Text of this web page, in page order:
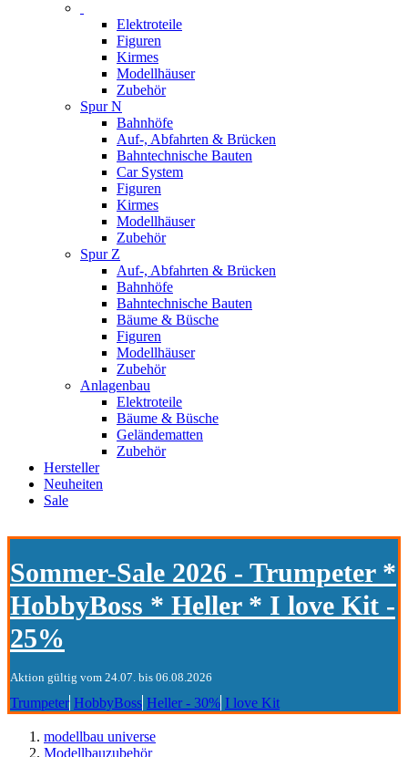
Elektroteile
Figuren
Kirmes
Modellhäuser
Zubehör
Spur N
Bahnhöfe
Auf-, Abfahrten & Brücken
Bahntechnische Bauten
Car System
Figuren
Kirmes
Modellhäuser
Zubehör
Spur Z
Auf-, Abfahrten & Brücken
Bahnhöfe
Bahntechnische Bauten
Bäume & Büsche
Figuren
Modellhäuser
Zubehör
Anlagenbau
Elektroteile
Bäume & Büsche
Geländematten
Zubehör
Hersteller
Neuheiten
Sale
Sommer-Sale 2026 - Trumpeter *
HobbyBoss * Heller * I love Kit -
25%
Aktion gültig vom 24.07. bis 06.08.2026
Trumpeter HobbyBoss Heller - 30% I love Kit
modellbau universe
Modellbauzubehör